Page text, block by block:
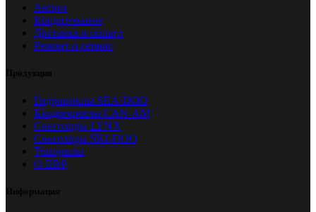
Акции
Кредитование
Доставка и оплата
Ремонт и сервис
Продукция
Гидроциклы SEA-DOO
Квадроциклы CAN-AM
Снегоходы LYNX
Снегоходы SKI-DOO
Трициклы
О BRP
Информация